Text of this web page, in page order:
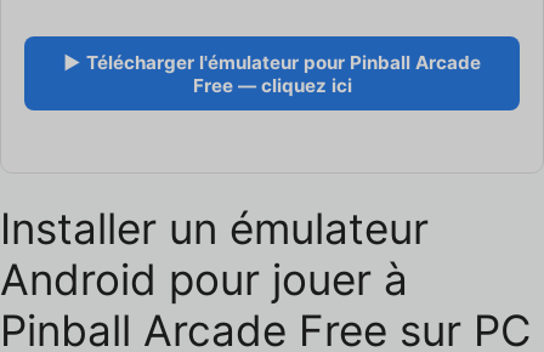
▶ Télécharger l'émulateur pour Pinball Arcade
Free — cliquez ici
Installer un émulateur
Android pour jouer à
Pinball Arcade Free sur PC